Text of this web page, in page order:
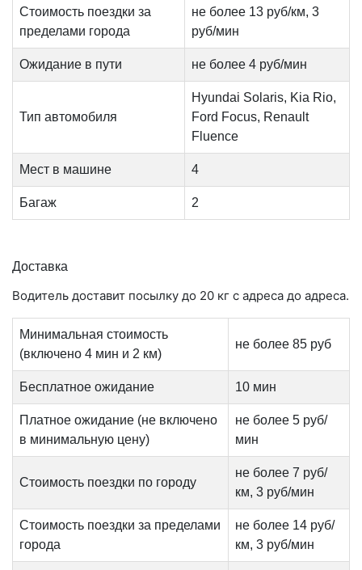
Стоимость поездки за
пределами города
не более 13 руб/км, 3
руб/мин
Ожидание в пути не более 4 руб/мин
Тип автомобиля
Hyundai Solaris, Kia Rio,
Ford Focus, Renault
Fluence
Мест в машине 4
Багаж 2
Доставка
Водитель доставит посылку до 20 кг с адреса до адреса.
Минимальная стоимость
(включено 4 мин и 2 км)
не более 85 руб
Бесплатное ожидание 10 мин
Платное ожидание (не включено
в минимальную цену)
не более 5 руб/
мин
Стоимость поездки по городу
не более 7 руб/
км, 3 руб/мин
Стоимость поездки за пределами
города
не более 14 руб/
км, 3 руб/мин